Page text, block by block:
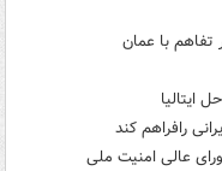
تفاهم با عمان
ایتالیا
رافراهم کند
عالی امنیت‌ ملی